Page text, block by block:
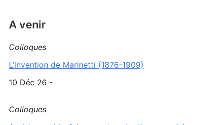
A venir
Colloques
L’invention de Marinetti (1876-1909)
10 Déc 26 -
Colloques